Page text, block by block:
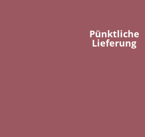
Pünktliche
Lieferung